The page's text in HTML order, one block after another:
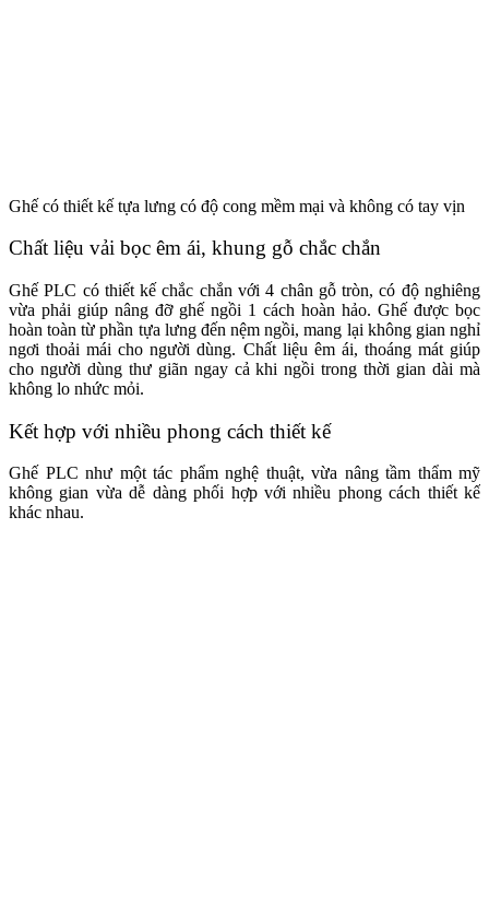
Ghế có thiết kế tựa lưng có độ cong mềm mại và không có tay vịn
Chất liệu vải bọc êm ái, khung gỗ chắc chắn
Ghế PLC có thiết kế chắc chắn với 4 chân gỗ tròn, có độ nghiêng
vừa phải giúp nâng đỡ ghế ngồi 1 cách hoàn hảo. Ghế được bọc
hoàn toàn từ phần tựa lưng đến nệm ngồi, mang lại không gian nghỉ
ngơi thoải mái cho người dùng. Chất liệu êm ái, thoáng mát giúp
cho người dùng thư giãn ngay cả khi ngồi trong thời gian dài mà
không lo nhức mỏi.
Kết hợp với nhiều phong cách thiết kế
Ghế PLC như một tác phẩm nghệ thuật, vừa nâng tầm thẩm mỹ
không gian vừa dễ dàng phối hợp với nhiều phong cách thiết kế
khác nhau.